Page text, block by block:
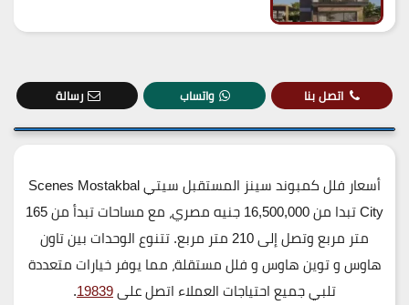
اتصل بنا واتساب رسالة
أسعار فلل كمبوند سينز المستقبل سيتي Scenes Mostakbal
Cityتبدا من16,500,000 جنيه مصري ، مع مساحات تبدأ من165
متر مربعوتصل إلى210 متر مربع . تتنوع الوحدات بينتاون
هاوسوتوين هاوسوفلل مستقلة، مما يوفر خيارات متعددة
تلبي جميع احتياجات العملاء اتصل على19839
.